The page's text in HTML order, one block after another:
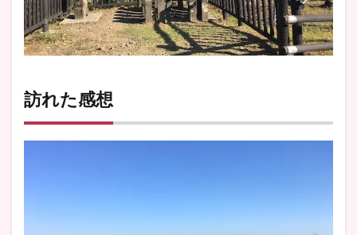
訪れた感想